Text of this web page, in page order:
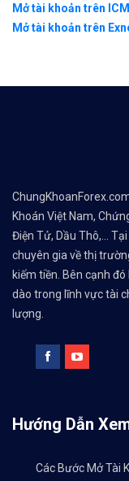
Mở tài khoản trên
Mở tài khoản trên
Khoán Việt Nam,
Điện Tử, Dầu Thô,...
chuyên gia về thị
kiếm tiền. Bên cạnh
dào trong lĩnh vực tài
lượng.
Hướng Dẫn
Các Bước Mở Tài